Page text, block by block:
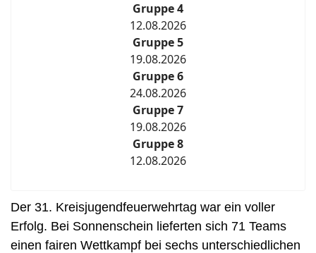
Gruppe 4
12.08.2026
Gruppe 5
19.08.2026
Gruppe 6
24.08.2026
Gruppe 7
19.08.2026
Gruppe 8
12.08.2026
Der 31. Kreisjugendfeuerwehrtag war ein voller
Erfolg. Bei Sonnenschein lieferten sich 71 Teams
einen fairen Wettkampf bei sechs unterschiedlichen